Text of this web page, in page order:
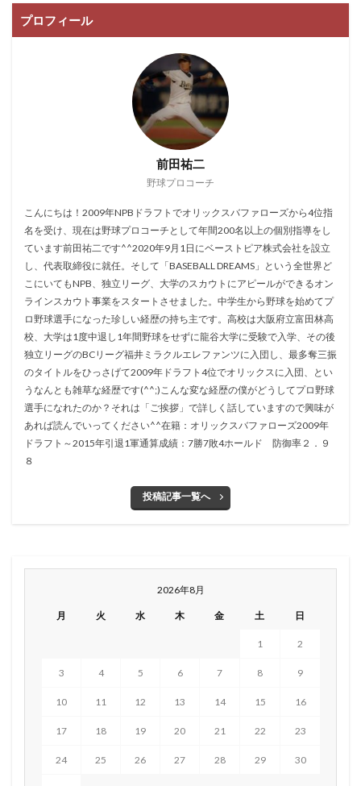
プロフィール
前田祐二
野球プロコーチ
こんにちは！2009年NPBドラフトでオリックスバファローズから4位指
名を受け、現在は野球プロコーチとして年間200名以上の個別指導をし
ています前田祐二です^^2020年9月1日にベーストピア株式会社を設立
し、代表取締役に就任。そして「BASEBALL DREAMS」という全世界ど
こにいてもNPB、独立リーグ、大学のスカウトにアピールができるオン
ラインスカウト事業をスタートさせました。中学生から野球を始めてプ
ロ野球選手になった珍しい経歴の持ち主です。高校は大阪府立富田林高
校、大学は1度中退し1年間野球をせずに龍谷大学に受験で入学、その後
独立リーグのBCリーグ福井ミラクルエレファンツに入団し、最多奪三振
のタイトルをひっさげて2009年ドラフト4位でオリックスに入団、とい
うなんとも雑草な経歴です(^^;)こんな変な経歴の僕がどうしてプロ野球
選手になれたのか？それは「ご挨拶」で詳しく話していますので興味が
あれば読んでいってください^^在籍：オリックスバファローズ2009年
ドラフト～2015年引退1軍通算成績：7勝7敗4ホールド 防御率２．９
８
投稿記事一覧へ
2026年8月
月 火 水 木 金 土 日
1 2
3 4 5 6 7 8 9
10 11 12 13 14 15 16
17 18 19 20 21 22 23
24 25 26 27 28 29 30